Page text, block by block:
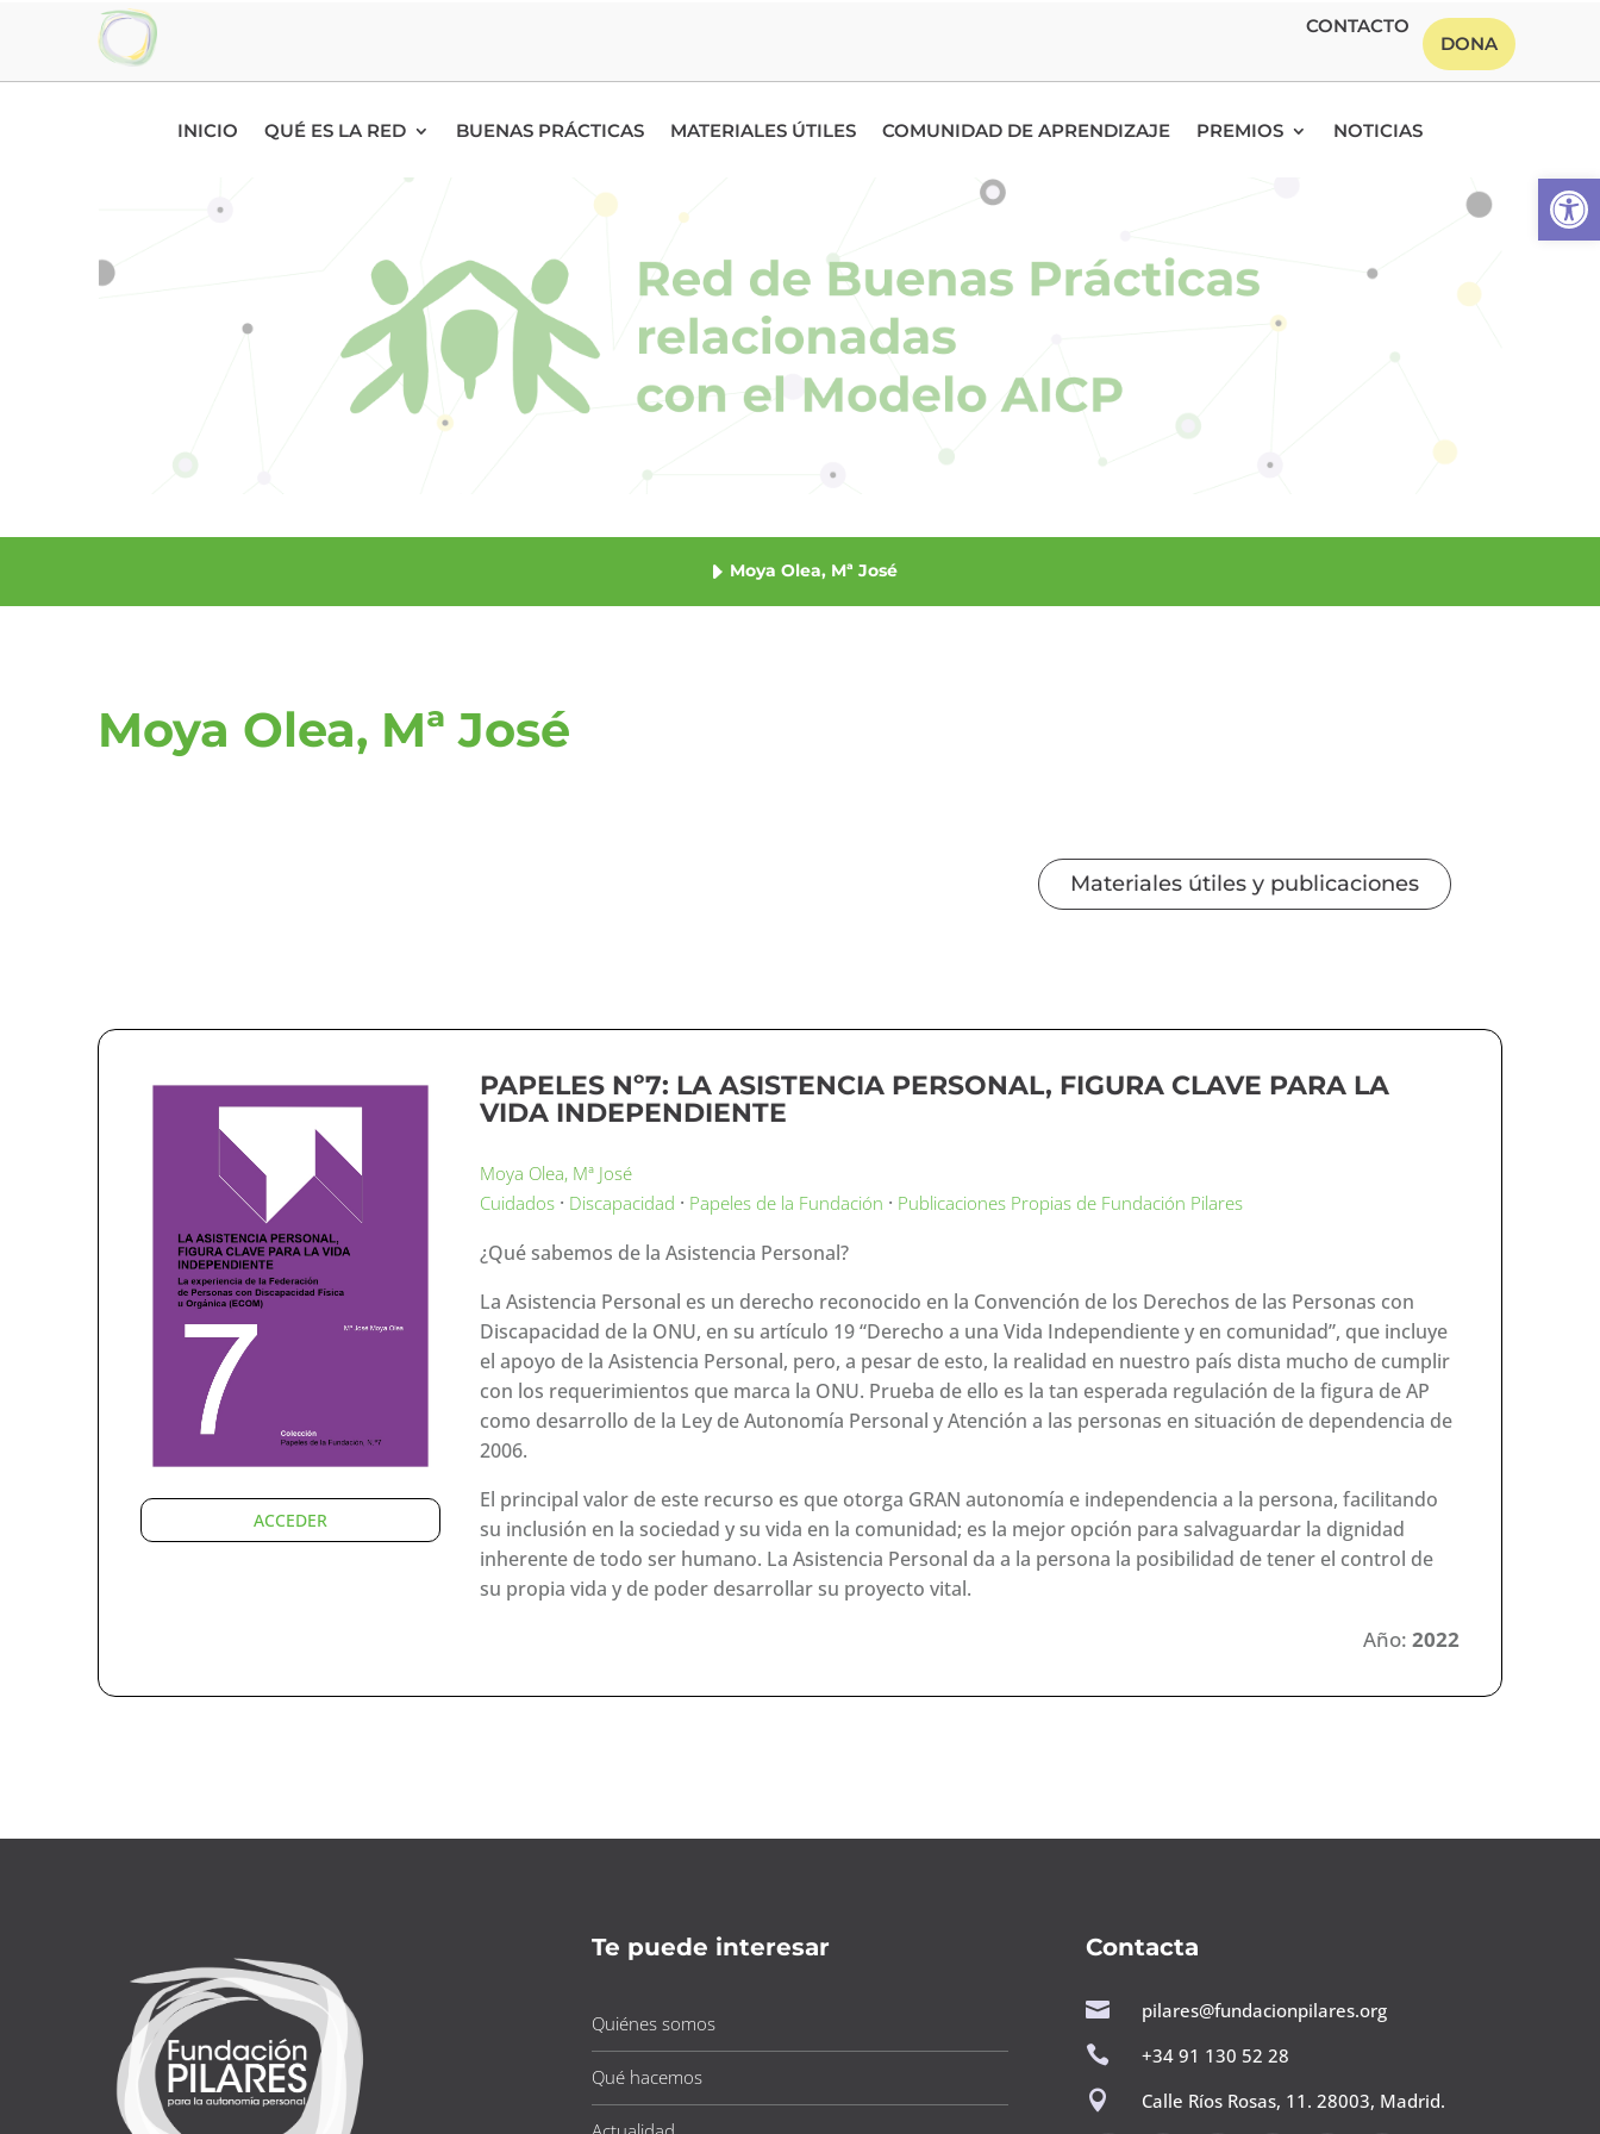
CONTACTO
DONA
INICIO QUÉ ES LA RED BUENAS PRÁCTICAS MATERIALES ÚTILES COMUNIDAD DE APRENDIZAJE PREMIOS NOTICIAS
Moya Olea, Mª José
Moya Olea, Mª José
Materiales útiles y publicaciones
ACCEDER
PAPELES Nº7: LA ASISTENCIA PERSONAL, FIGURA CLAVE PARA LA
VIDA INDEPENDIENTE
Moya Olea, Mª José
Cuidados · Discapacidad · Papeles de la Fundación · Publicaciones Propias de Fundación Pilares
¿Qué sabemos de la Asistencia Personal?
La Asistencia Personal es un derecho reconocido en la Convención de los Derechos de las Personas con
Discapacidad de la ONU, en su artículo 19 “Derecho a una Vida Independiente y en comunidad”, que incluye
el apoyo de la Asistencia Personal, pero, a pesar de esto, la realidad en nuestro país dista mucho de cumplir
con los requerimientos que marca la ONU. Prueba de ello es la tan esperada regulación de la figura de AP
como desarrollo de la Ley de Autonomía Personal y Atención a las personas en situación de dependencia de
2006.
El principal valor de este recurso es que otorga GRAN autonomía e independencia a la persona, facilitando
su inclusión en la sociedad y su vida en la comunidad; es la mejor opción para salvaguardar la dignidad
inherente de todo ser humano. La Asistencia Personal da a la persona la posibilidad de tener el control de
su propia vida y de poder desarrollar su proyecto vital.
Año: 2022
Te puede interesar
Quiénes somos
Qué hacemos
Contacta

pilares@fundacionpilares.org

+34 91 130 52 28

Calle Ríos Rosas, 11. 28003, Madrid.